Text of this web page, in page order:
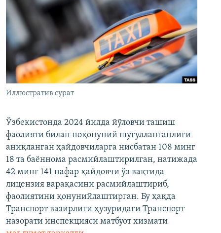
Иллюстратив сурат
Ўзбекистонда 2024 йилда йўловчи ташиш
фаолияти билан ноқонуний шуғулланганлиги
аниқланган ҳайдовчиларга нисбатан 108 минг
18 та баённома расмийлаштирилган, натижада
42 минг 141 нафар ҳайдовчи ўз вақтида
лицензия варақасини расмийлаштириб,
фаолиятини қонунийлаштирган. Бу ҳақда
Транспорт вазирлиги ҳузуридаги Транспорт
назорати инспекцияси матбуот хизмати